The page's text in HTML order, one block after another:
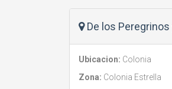
De los Peregrinos
Ubicacion: Colonia
Zona: Colonia Estrella